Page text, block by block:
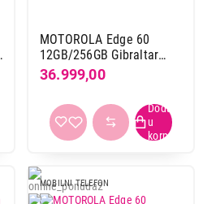
MOTOROLA Edge 60
12GB/256GB Gibraltar
Sea
36.999,00
MOBILNI TELEFON